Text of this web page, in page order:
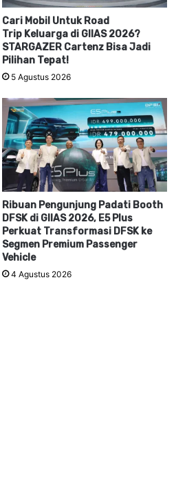
Cari Mobil Untuk Road
Trip Keluarga di GIIAS 2026?
STARGAZER Cartenz Bisa Jadi
Pilihan Tepat!
5 Agustus 2026
Ribuan Pengunjung Padati Booth
DFSK di GIIAS 2026, E5 Plus
Perkuat Transformasi DFSK ke
Segmen Premium Passenger
Vehicle
4 Agustus 2026